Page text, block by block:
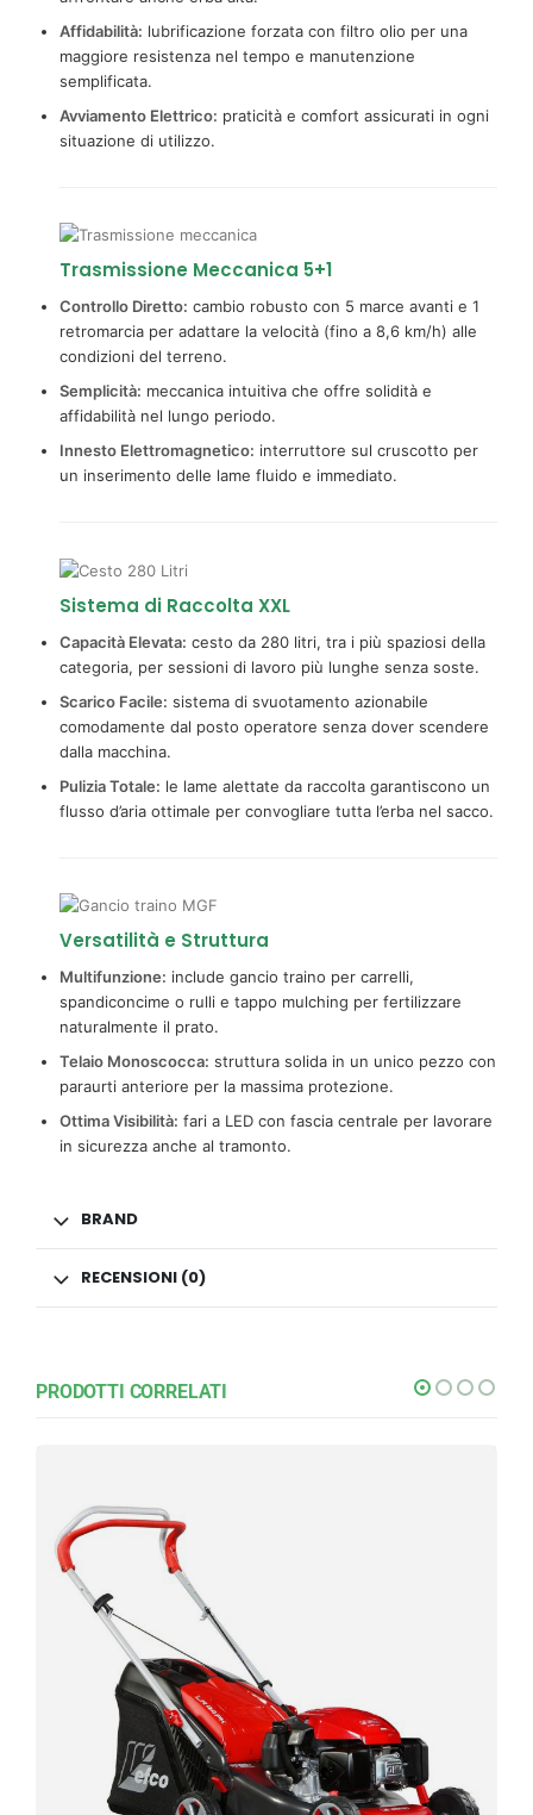
Affidabilità: lubrificazione forzata con filtro olio per una
maggiore resistenza nel tempo e manutenzione
semplificata.
Avviamento Elettrico: praticità e comfort assicurati in ogni
situazione di utilizzo.
Trasmissione Meccanica 5+1
Controllo Diretto: cambio robusto con 5 marce avanti e 1
retromarcia per adattare la velocità (fino a 8,6 km/h) alle
condizioni del terreno.
Semplicità: meccanica intuitiva che offre solidità e
affidabilità nel lungo periodo.
Innesto Elettromagnetico: interruttore sul cruscotto per
un inserimento delle lame fluido e immediato.
Sistema di Raccolta XXL
Capacità Elevata: cesto da 280 litri, tra i più spaziosi della
categoria, per sessioni di lavoro più lunghe senza soste.
Scarico Facile: sistema di svuotamento azionabile
comodamente dal posto operatore senza dover scendere
dalla macchina.
Pulizia Totale: le lame alettate da raccolta garantiscono un
flusso d’aria ottimale per convogliare tutta l’erba nel sacco.
Versatilità e Struttura
Multifunzione: include gancio traino per carrelli,
spandiconcime o rulli e tappo mulching per fertilizzare
naturalmente il prato.
Telaio Monoscocca: struttura solida in un unico pezzo con
paraurti anteriore per la massima protezione.
Ottima Visibilità: fari a LED con fascia centrale per lavorare
in sicurezza anche al tramonto.
BRAND
RECENSIONI (0)
PRODOTTI CORRELATI